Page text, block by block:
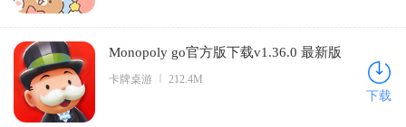
Monopoly go官方版下载v1.36.0 最新版
卡牌桌游 212.4M
下载